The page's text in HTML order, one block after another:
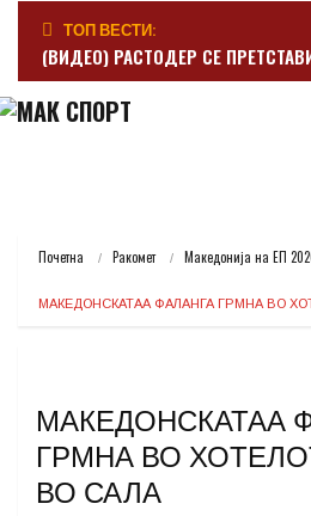
ТОП ВЕСТИ:
(ВИДЕО) РАСТОДЕР СЕ
Почетна Ракомет Македонија на ЕП
МАКЕДОНСКАТАА ФАЛАНГА ГРМНА ВО
МАКЕДОНСКАТАА
ГРМНА ВО
ВО САЛА